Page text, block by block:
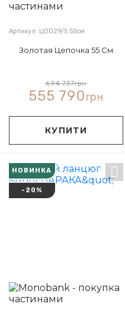
Артикул: Ц0029/5 55см
Золотая Цепочка 55 См
694 737грн
555 790грн
КУПИТИ
НОВИНКА
-20%